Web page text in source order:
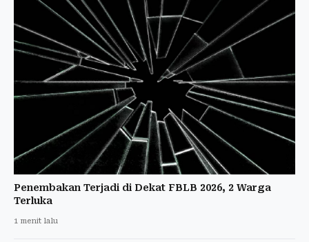
Penembakan Terjadi di Dekat FBLB 2026, 2 Warga
Terluka
1 menit lalu